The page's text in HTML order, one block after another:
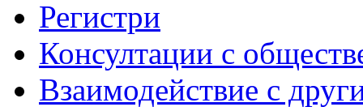
Регистри
Консултации с
Взаимодействие с